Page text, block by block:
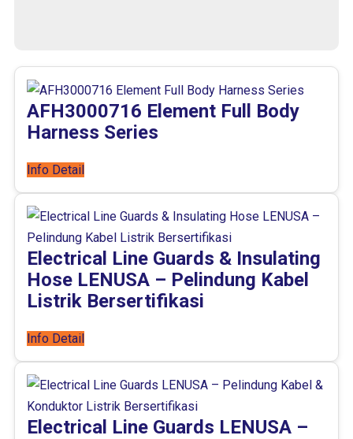
AFH3000716 Element Full Body
Harness Series
Info Detail
Electrical Line Guards & Insulating
Hose LENUSA – Pelindung Kabel
Listrik Bersertifikasi
Info Detail
Electrical Line Guards LENUSA –